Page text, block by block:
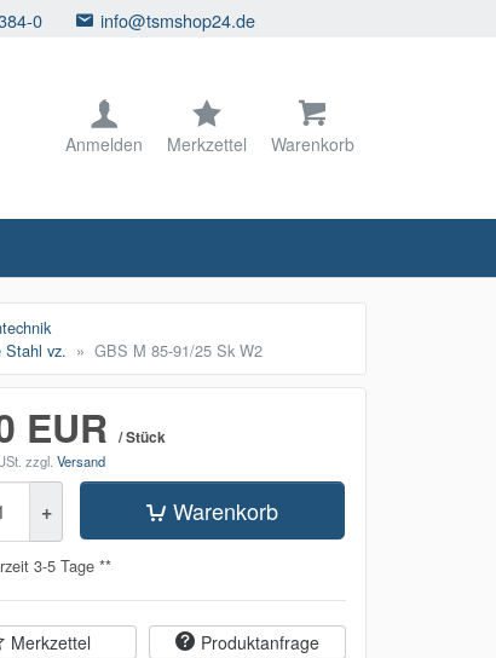
0 info@tsmshop24.de
Anmelden Merkzettel Warenkorb
Stahl vz. GBS M 85-91/25 Sk W2
EUR / Stück
zzgl. Versand
+ Warenkorb
3-5 Tage **
Merkzettel Produktanfrage